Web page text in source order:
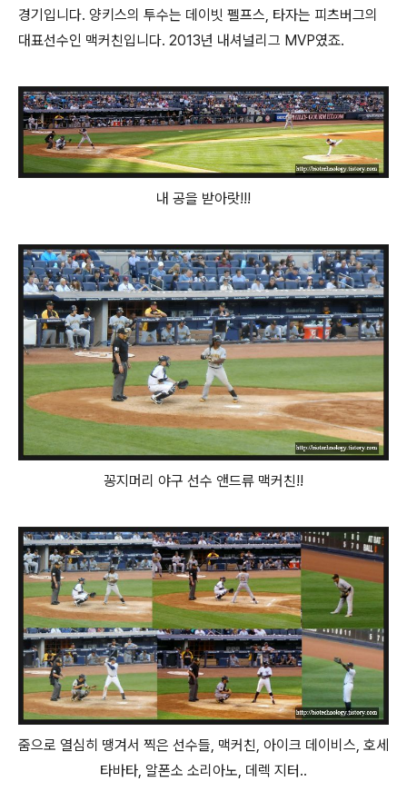
경기입니다. 양키스의 투수는 데이빗 펠프스, 타자는 피츠버그의
대표선수인 맥커친입니다. 2013년 내셔널리그 MVP였죠.
내 공을 받아랏!!!
꽁지머리 야구 선수 앤드류 맥커친!!
줌으로 열심히 땡겨서 찍은 선수들, 맥커친, 아이크 데이비스, 호세
타바타, 알폰소 소리아노, 데렉 지터..